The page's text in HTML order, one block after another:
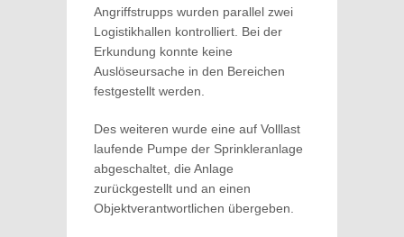
Angriffstrupps wurden parallel zwei
Logistikhallen kontrolliert. Bei der
Erkundung konnte keine
Auslöseursache in den Bereichen
festgestellt werden.
Des weiteren wurde eine auf Volllast
laufende Pumpe der Sprinkleranlage
abgeschaltet, die Anlage
zurückgestellt und an einen
Objektverantwortlichen übergeben.